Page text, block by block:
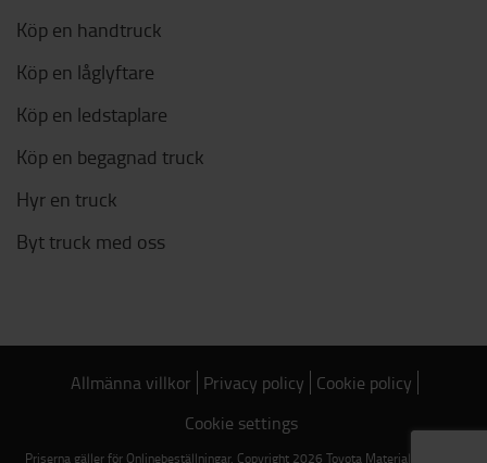
Köp en handtruck
Köp en låglyftare
Köp en ledstaplare
Köp en begagnad truck
Hyr en truck
Byt truck med oss
Allmänna villkor Privacy policy Cookie policy
Cookie settings
Priserna gäller för Onlinebeställningar. Copyright 2026 Toyota Material Handling